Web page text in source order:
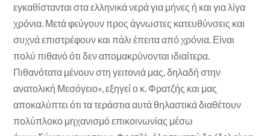
εγκαθίστανται στα ελληνικά νερά για μήνες ή και για λίγα
χρόνια. Μετά φεύγουν προς άγνωστες κατευθύνσεις και
συχνά επιστρέφουν και πάλι έπειτα από χρόνια. Είναι
πολύ πιθανό ότι δεν απομακρύνονται ιδιαίτερα.
Πιθανότατα μένουν στη γειτονιά μας, δηλαδή στην
ανατολική Μεσόγειο», εξηγεί ο κ. Φρατζής και μας
αποκαλύπτει ότι τα τεράστια αυτά θηλαστικά διαθέτουν
πολύπλοκο μηχανισμό επικοινωνίας μέσω